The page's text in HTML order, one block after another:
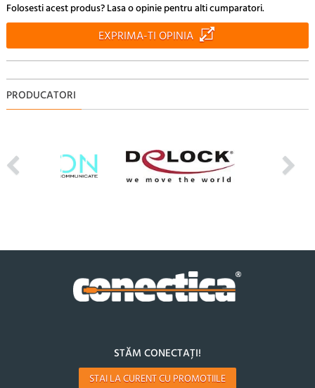
RENUNTA
TRIMITE
Folosesti acest produs? Lasa o opinie pentru alti cumparatori.
EXPRIMA-TI OPINIA
PRODUCATORI
STĂM CONECTAȚI!
STAI LA CURENT CU PROMOTIILE